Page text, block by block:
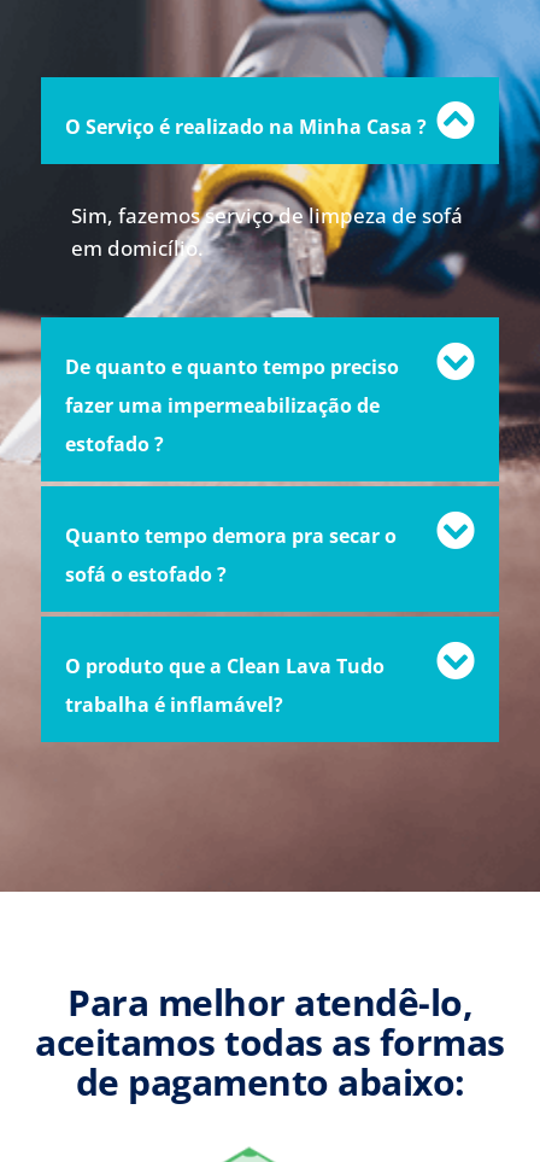
O Serviço é realizado na Minha Casa ?
Sim, fazemos serviço de limpeza de sofá
em domicílio.
De quanto e quanto tempo preciso
fazer uma impermeabilização de
estofado ?
Quanto tempo demora pra secar o
sofá o estofado ?
O produto que a Clean Lava Tudo
trabalha é inflamável?
Para melhor atendê-lo,
aceitamos todas as formas
de pagamento abaixo: